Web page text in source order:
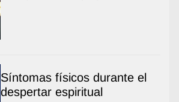
Síntomas físicos durante el
despertar espiritual